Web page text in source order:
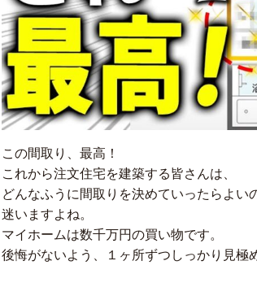
この間取り、最高！
これから注文住宅を建築する皆さんは、
どんなふうに間取りを決めていったらよい
迷いますよね。
マイホームは数千万円の買い物です。
後悔がないよう、１ヶ所ずつしっかり見極